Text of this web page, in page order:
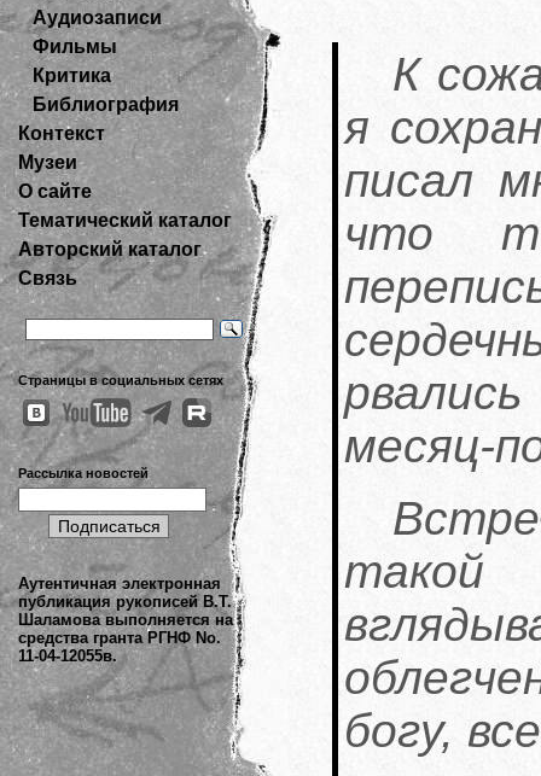
Аудиозаписи
Фильмы
Критика
Библиография
Контекст
Музеи
О сайте
Тематический каталог
Авторский каталог
Связь
Страницы в социальных сетях
Рассылка новостей
Аутентичная электронная
публикация рукописей В.Т.
Шаламова выполняется на
средства гранта РГНФ No.
11-04-12055в.
К
я
писал
что
месяц-
такой
богу,